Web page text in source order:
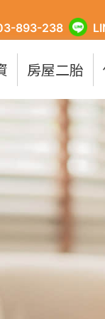
893-238
房屋二胎